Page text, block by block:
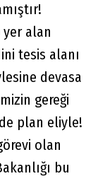
alan
tesis alanı
devasa
gereği
plan eliyle!
olan
bu